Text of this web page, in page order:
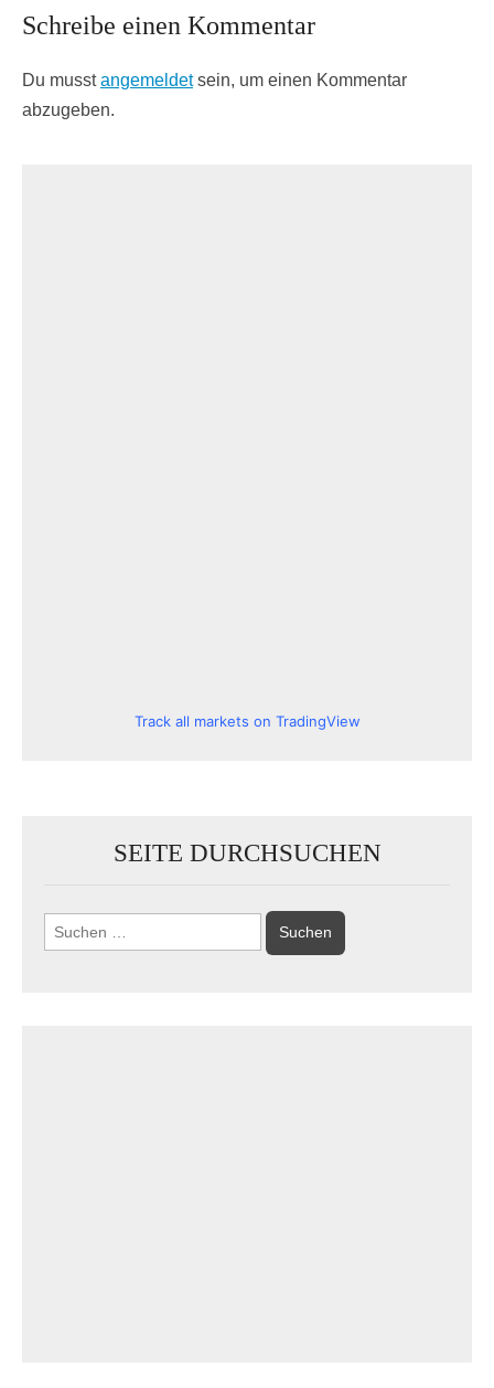
Schreibe einen Kommentar
Du musstangemeldetsein, um einen Kommentar
abzugeben.
Track all markets on TradingView
SEITE DURCHSUCHEN
Suchen
nach: